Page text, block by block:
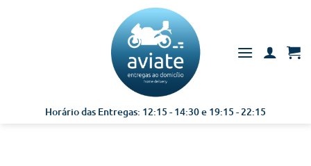
Horário das Entregas: 12:15 - 14:30 e 19:15 - 22:15